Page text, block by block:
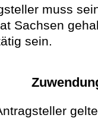
muss
Sachsen
sein.